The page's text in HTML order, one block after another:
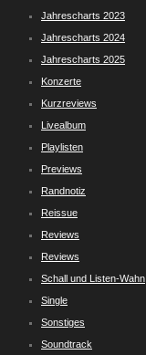
Jahrescharts 2023
Jahrescharts 2024
Jahrescharts 2025
Konzerte
Kurzreviews
Livealbum
Playlisten
Previews
Randnotiz
Reissue
Reviews
Reviews
Schall und Listen-Wahn
Single
Sonstiges
Soundtrack